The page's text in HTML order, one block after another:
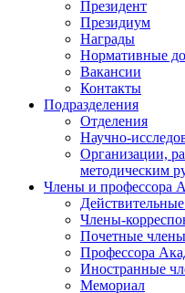
Президент
Президиум
Награды
Нормативные
Вакансии
Контакты
Подразделения
Отделения
Научно-
Организации,
методическим
Члены и профессора
Члены-
Почетные члены
Профессора
Иностранные
Мемориал